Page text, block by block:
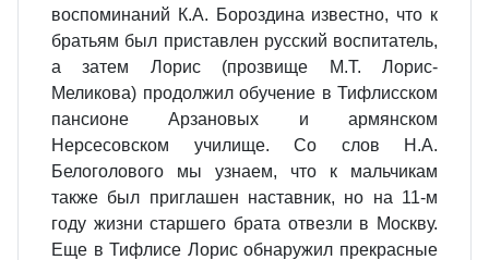
воспоминаний К.А. Бороздина известно, что к
братьям был приставлен русский воспитатель,
а затем Лорис (прозвище М.Т. Лорис-
Меликова) продолжил обучение в Тифлисском
пансионе Арзановых и армянском
Нерсесовском училище. Со слов Н.А.
Белоголового мы узнаем, что к мальчикам
также был приглашен наставник, но на 11-м
году жизни старшего брата отвезли в Москву.
Еще в Тифлисе Лорис обнаружил прекрасные